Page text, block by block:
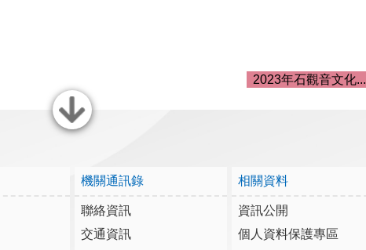
2023年石觀音文化...
關閉
機關通訊錄
聯絡資訊
交通資訊
相關資料
資訊公開
個人資料保護專區